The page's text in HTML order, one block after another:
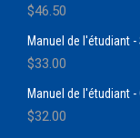
$46.50
Manuel de l'étudiant
$33.00
Manuel de l'étudiant -
$32.00